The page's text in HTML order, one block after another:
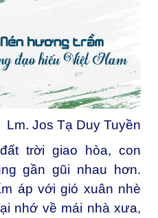
Lm. Jos Tạ Duy Tuyền
trời giao hòa, con
gần gũi nhau hơn.
áp với gió xuân nhè
nhớ về mái nhà xưa,